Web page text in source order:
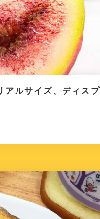
アルサイズ、ディスプ